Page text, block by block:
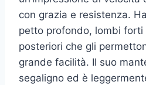
con grazia e resistenza.
petto profondo, lombi
posteriori che gli
grande facilità. Il suo
segaligno ed è